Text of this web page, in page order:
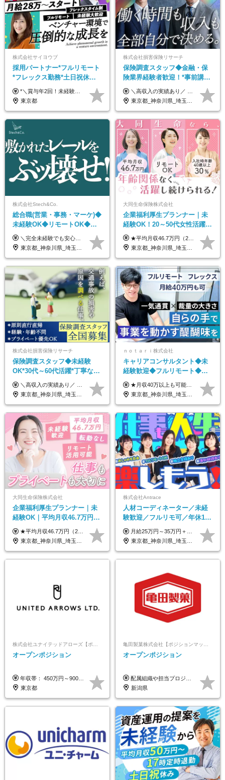
株式会社サイヨウブ
採用パートナー*フルリモート
*フレックス勤務*土日祝休み*
月給28万円～*産育休取得実績
あり*年間休日120日
*＼賞与年2回！未経験から月給28万円スタート／* ★昇給年12回あり！随時昇給のチャンス ◆月給28万～40万円＋賞与年2回＋各種インセンティブ ※経験・スキルを考慮の上、決定します ※試用期間6ヶ月間あり（期間中は月給26万円～になります。その他待遇等に差異はありません） ※月給には月35時間分の固定残業代含む（月5万4800円/超過分別途支給） ※ほとんどのメンバーが残業ゼロです！フレックスタイム制のため、自分の生活に合わせて調整できます。 ＼希望性で土曜日出勤あり／ お客様より「土曜日に応募者の対応をしてほしい」という ご要望を受けた際に、応募者対応⇒求職者との メッセージのやり取りなど、対応が発生する場合があります。 ※土曜日に出勤いただく場合は ・2時間稼働：4500円 ・4時間稼働：9000円 の給与が発生。勤務時間が4時間超えることは原則ありません。 短期間で高い給与をGETできるチャンスです♪
東京都
株式会社損害保険リサーチ
保険調査スタッフ◆金融・保
険業界経験者歓迎！*事前講習
あり*30代～60代活躍*調査は
原則直行直帰*高収入可
＼高収入の実績あり／ なかには年収1000万円を超える方もいらっしゃいます！ 【完全出来高報酬制】 ★仕事に慣れるまで収入をサポート 1か月目：報酬が通常の2倍 2か月目：報酬が通常の1.5倍 ※災害に関する業務については、収入サポートの対象外 ※試用期間はありません ＊＊＊業務報酬の例＊＊＊ ・事故原因調査（4箇所確認）…1万5000円～ ・有無責／不正請求疑義調査（自動車案件）…2万円～ ・医療調査（1箇所確認）…1万7000円～ ・書類取付（1箇所訪問）…3000円～ ※上記は目安になります ※実際の報酬は業務報酬に応じた個々のスキル・実績を加味したものになります
東京都_神奈川県_埼玉県_千葉県_大阪府_愛知県_北海道_青森県_岩手県_宮城県_秋田県_山形県_福島県_茨城県_栃木県_群馬県_新潟県_山梨県_長野県_富山県_石川県_福井県_静岡県_岐阜県_三重県_兵庫県_京都府_滋賀県_奈良県_和歌山県_広島県_岡山県_鳥取県_島根県_山口県_徳島県_香川県_愛媛県_高知県_福岡県_熊本県_佐賀県_長崎県_大分県_宮崎県_鹿児島県_沖縄県
株式会社Stech&Co.
総合職(営業・事務・マーケ)◆
未経験OK◆リモートOK◆学
歴不問◆20代活躍中！
＼完全未経験でも安心して年収UP可能です！／ -------------- 【1】営業 月給25万円～80万円＋賞与 【2】事務 月給21万円～50万円＋賞与 【3】マーケ 月給25万円～80万円＋賞与 ※試用期間3ヶ月間の待遇に変動はありません。 ※みなし残業代(月20時間分29,725円～)を含む。（※超過分は追加支給）
東京都_神奈川県_埼玉県_千葉県_大阪府_愛知県_北海道_青森県_岩手県_宮城県_秋田県_山形県_福島県_茨城県_栃木県_群馬県_新潟県_山梨県_長野県_富山県_石川県_福井県_静岡県_岐阜県_三重県_兵庫県_京都府_滋賀県_奈良県_和歌山県_広島県_岡山県_鳥取県_島根県_山口県_徳島県_香川県_愛媛県_高知県_福岡県_熊本県_佐賀県_長崎県_大分県_宮崎県_鹿児島県_沖縄県
大同生命保険株式会社
企業福利厚生プランナー｜未
経験OK！20～50代女性活躍｜
リモートOK｜平均月収46.7万
｜子育て＆介護支援◎
★平均月収46.7万円（2024年度実績） ★安心の固定給＋賞与年2回＋インセンティブ！手当も充実 月給21万円～23万円＋諸手当＋インセンティブ＋賞与年2回 ※給与は年間平均の税込定例給与です。賞与は含みません。 ※約3週間の研修期間中は日当8000円を支給いたします。 ※試用期間6ヵ月あり（期間中の条件変更なし） ◆東京・神奈川・千葉・埼玉・愛知（一部）・京都・大阪・兵庫（一部）：月給23万円以上 ◆静岡（一部）・三重・岐阜：月給22万円以上 ◆上記以外の地域：月給21万円以上
東京都_神奈川県_埼玉県_千葉県_大阪府_愛知県_北海道_青森県_岩手県_宮城県_秋田県_山形県_福島県_茨城県_栃木県_群馬県_新潟県_山梨県_長野県_富山県_石川県_福井県_静岡県_岐阜県_三重県_兵庫県_京都府_滋賀県_奈良県_和歌山県_広島県_岡山県_鳥取県_島根県_山口県_徳島県_香川県_愛媛県_高知県_福岡県_熊本県_佐賀県_長崎県_大分県_宮崎県_鹿児島県_沖縄県
株式会社損害保険リサーチ
保険調査スタッフ◆未経験
OK*30代～60代活躍*丁寧な講
習・サポートあり*原則直行直
帰／全国募集・業務委託
＼高収入の実績あり／ なかには年収1000万円を超えるスペシャリストもいらっしゃいます！ 【完全出来高報酬制】 ★仕事に慣れるまで収入をサポート 1か月目：報酬が通常の2倍 2か月目：報酬が通常の1.5倍 ※災害に関する業務については、収入サポートの対象外 ※試用期間はありません ＊＊＊業務報酬の例＊＊＊ ・事故原因調査（4箇所確認）…1万5000円～ ・有無責／不正請求疑義調査（自動車案件）…2万円～ ・医療調査（1箇所確認）…1万7000円～ ・書類取付（1箇所訪問）…3000円～ ※上記は目安になります ※実際の報酬は業務報酬に応じた個々のスキル・実績を加味したものになります
東京都_神奈川県_埼玉県_千葉県_大阪府_愛知県_北海道_青森県_岩手県_宮城県_秋田県_山形県_福島県_茨城県_栃木県_群馬県_新潟県_山梨県_長野県_富山県_石川県_福井県_静岡県_岐阜県_三重県_兵庫県_京都府_滋賀県_奈良県_和歌山県_広島県_岡山県_鳥取県_島根県_山口県_徳島県_香川県_愛媛県_高知県_福岡県_熊本県_佐賀県_長崎県_大分県_宮崎県_鹿児島県_沖縄県
ｎｏｔａｒｉ株式会社
キャリアコンサルタント◆未
経験歓迎◆フルリモート◆フ
レックス制◆10時出勤・16時
退勤も可◆残業月10時間以内
★月収40万以上も可能！ ★能力・スキル・経験を考慮した年収額を設定します ■月給20万円～40万円＋決算賞与 ※経験・スキルを考慮のうえ決定します ※給与にはみなし残業代40時間分を含む。そのほか詳細に関しては別途面接時にご説明します ※試用期間3ヵ月あり。期間中の雇用形態・条件などに差異はありません
東京都_神奈川県_埼玉県_千葉県_大阪府_愛知県_北海道_青森県_岩手県_宮城県_秋田県_山形県_福島県_茨城県_栃木県_群馬県_新潟県_山梨県_長野県_富山県_石川県_福井県_静岡県_岐阜県_三重県_兵庫県_京都府_滋賀県_奈良県_和歌山県_広島県_岡山県_鳥取県_島根県_山口県_徳島県_香川県_愛媛県_高知県_福岡県_熊本県_佐賀県_長崎県_大分県_宮崎県_鹿児島県_沖縄県
大同生命保険株式会社
企業福利厚生プランナー｜未
経験OK｜平均月収46.7万円｜
リモートOK｜残業ほぼなし｜
転勤なし｜女性活躍中
★平均月収46.7万円（2024年度実績） ★安心の固定給＋賞与年2回＋インセンティブ！手当も充実 月給21万円～23万円＋諸手当＋インセンティブ＋賞与年2回 ※給与は年間平均の税込定例給与です。賞与は含みません。 ※約3週間の研修期間中は日当8000円を支給いたします。 ※試用期間6ヵ月あり（期間中の条件変更なし） ◆東京・神奈川・千葉・埼玉・愛知（一部）・京都・大阪・兵庫（一部）：月給23万円以上 ◆静岡（一部）・三重・岐阜：月給22万円以上 ◆上記以外の地域：月給21万円以上
東京都_神奈川県_埼玉県_千葉県_大阪府_愛知県_北海道_青森県_岩手県_宮城県_秋田県_山形県_福島県_茨城県_栃木県_群馬県_新潟県_山梨県_長野県_富山県_石川県_福井県_静岡県_岐阜県_三重県_兵庫県_京都府_滋賀県_奈良県_和歌山県_広島県_岡山県_鳥取県_島根県_山口県_徳島県_香川県_愛媛県_高知県_福岡県_熊本県_佐賀県_長崎県_大分県_宮崎県_鹿児島県_沖縄県
株式会社Antrace
人材コーディネーター／未経
験歓迎／フルリモ可／年休127
日／おしゃれ自由／海外研修
年10回／美容・サウナ割あり
月給25万円～35万円＋インセンティブ 未経験者：月給25万円～＋インセンティブ 経験者：月給35万円～＋インセンティブ （※経験者は営業経験5年以上の方を想定） ※経験・スキルなどを考慮のうえ、決定します ※時間外手当は別途全額支給します
東京都_神奈川県_埼玉県_千葉県_大阪府_愛知県_北海道_青森県_岩手県_宮城県_秋田県_山形県_福島県_茨城県_栃木県_群馬県_新潟県_山梨県_長野県_富山県_石川県_福井県_静岡県_岐阜県_三重県_兵庫県_京都府_滋賀県_奈良県_和歌山県_広島県_岡山県_鳥取県_島根県_山口県_徳島県_香川県_愛媛県_高知県_福岡県_熊本県_佐賀県_長崎県_大分県_宮崎県_鹿児島県_沖縄県
オープンポジション
年収帯： 450万円～900万円 ※経験・スキルを考慮の上、決定します。
東京都
オープンポジション
配属組織や担当プロジェクトにより異なります。 想定年収：400万円～1000万円 ※ご経験やスキルに応じて決定します。 ※上記想定年収はあくまでも目安の金額であり、 選考を通じて上下する可能性があります。
新潟県